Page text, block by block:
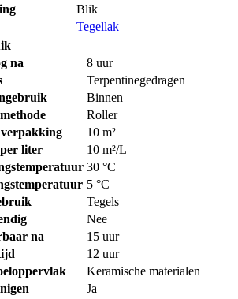
Blik
Tegellak
na
8 uur
Terpentinegedragen
Binnen
Roller
10 m²
liter
10 m²/L
30 °C
5 °C
Tegels
Nee
na
15 uur
12 uur
Keramische materialen
Ja